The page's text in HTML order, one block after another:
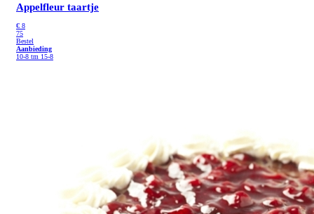
Appelfleur taartje
€ 8
75
Bestel
Aanbieding
10-8 tm 15-8